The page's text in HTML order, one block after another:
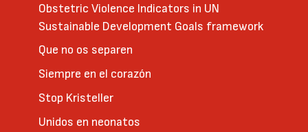
Obstetric Violence Indicators in UN
Sustainable Development Goals framework
Que no os separen
Siempre en el corazón
Stop Kristeller
Unidos en neonatos